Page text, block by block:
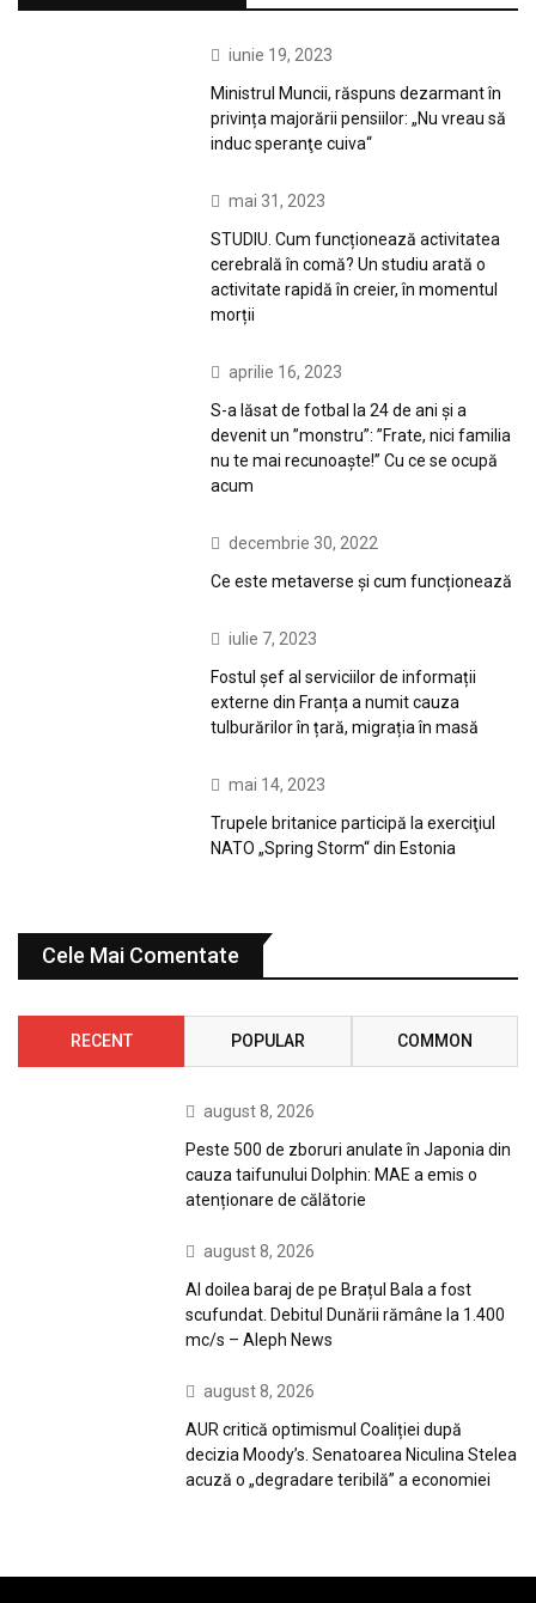
iunie 19, 2023
Ministrul Muncii, răspuns dezarmant în
privința majorării pensiilor: „Nu vreau să
induc speranţe cuiva“
mai 31, 2023
STUDIU. Cum funcționează activitatea
cerebrală în comă? Un studiu arată o
activitate rapidă în creier, în momentul
morții
aprilie 16, 2023
S-a lăsat de fotbal la 24 de ani și a
devenit un ”monstru”: ”Frate, nici familia
nu te mai recunoaște!” Cu ce se ocupă
acum
decembrie 30, 2022
Ce este metaverse și cum funcționează
iulie 7, 2023
Fostul șef al serviciilor de informații
externe din Franța a numit cauza
tulburărilor în țară, migrația în masă
mai 14, 2023
Trupele britanice participă la exerciţiul
NATO „Spring Storm“ din Estonia
Cele Mai Comentate
RECENT POPULAR COMMON
august 8, 2026
Peste 500 de zboruri anulate în Japonia din
cauza taifunului Dolphin: MAE a emis o
atenționare de călătorie
august 8, 2026
Al doilea baraj de pe Brațul Bala a fost
scufundat. Debitul Dunării rămâne la 1.400
mc/s – Aleph News
august 8, 2026
AUR critică optimismul Coaliției după
decizia Moody’s. Senatoarea Niculina Stelea
acuză o „degradare teribilă” a economiei